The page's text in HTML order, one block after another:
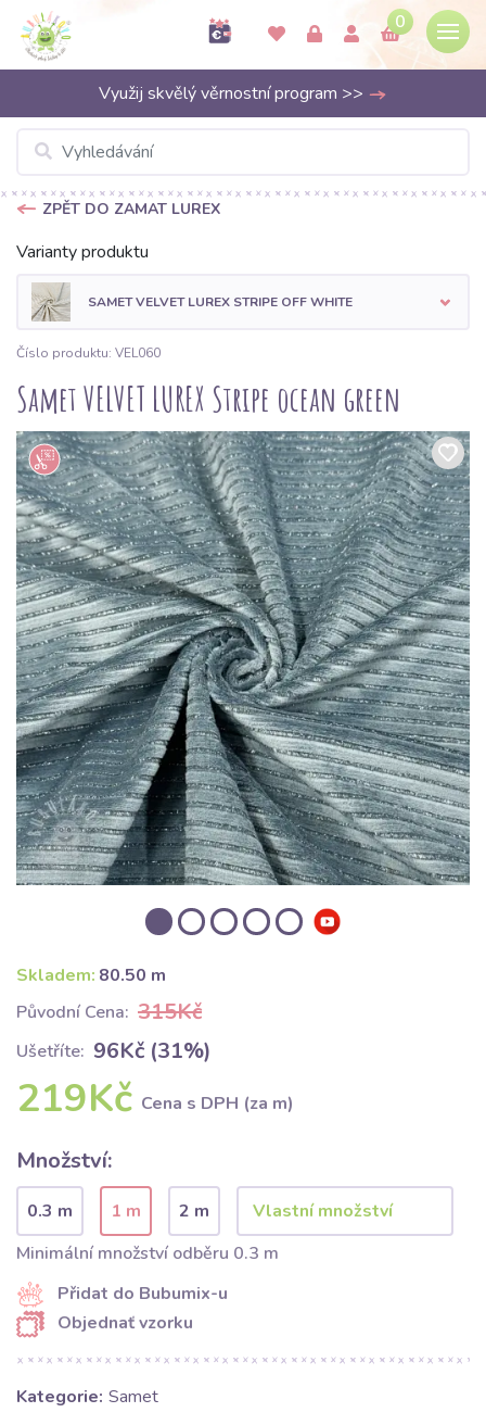
0
Využij skvělý věrnostní program >>
ZPĚT DO ZAMAT LUREX
Varianty produktu
SAMET VELVET LUREX STRIPE OFF WHITE
Číslo produktu: VEL060
Samet VELVET LUREX Stripe ocean green
Skladem: 80.50 m
Původní Cena: 315Kč
Ušetříte: 96Kč (31%)
219Kč Cena s DPH (za m)
Množství:
0.3 m 1 m
2 m
Minimální množství odběru 0.3 m
Přidat do Bubumix-u
Objednať vzorku
Kategorie: Samet